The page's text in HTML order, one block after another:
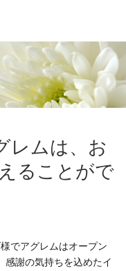
レムは、お
ることがで
でアグレムはオープン
謝の気持ちを込めたイ